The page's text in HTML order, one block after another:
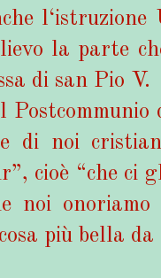
la parte
di san Pio V.
di noi
cioè “che ci
noi
più bella